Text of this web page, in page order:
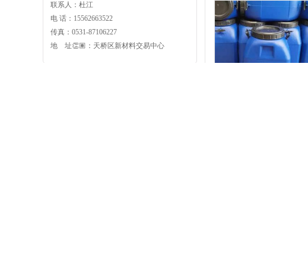
联系人：杜江
电 话：15562663522
传真：0531-87106227
地 址👏🏽：天桥区新材料交易中心
耀世始终坚持“质量 ，信誉至
立了行业一级质量监督...